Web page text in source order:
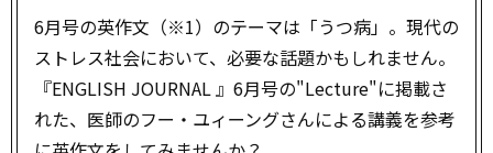
6月号の英作文（※1）のテーマは「うつ病」。現代の
ストレス社会において、必要な話題かもしれません。
『ENGLISH JOURNAL 』6月号の"Lecture"に掲載さ
れた、医師のフー・ユィーングさんによる講義を参考